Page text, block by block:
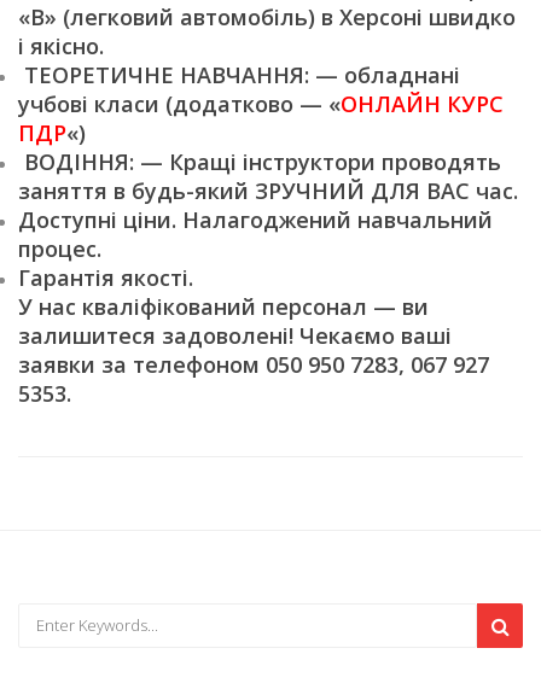
«В» (легковий автомобіль) в Херсоні швидко
і якісно.
ТЕОРЕТИЧНЕ НАВЧАННЯ: — обладнані
учбові класи (додатково — «ОНЛАЙН КУРС
ПДР«)
ВОДІННЯ: — Кращі інструктори проводять
заняття в будь-який ЗРУЧНИЙ ДЛЯ ВАС час.
Доступні ціни. Налагоджений навчальний
процес.
Гарантія якості.
У нас кваліфікований персонал — ви
залишитеся задоволені! Чекаємо ваші
заявки за телефоном 050 950 7283, 067 927
5353.